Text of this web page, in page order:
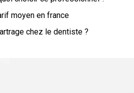
moyen en france
chez le dentiste ?